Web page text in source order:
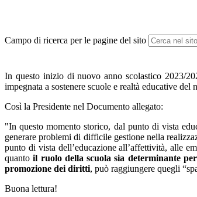
Campo di ricerca per le pagine del sito
In questo inizio di nuovo anno scolastico 2023/
impegnata a sostenere scuole e realtà educative
Così la Presidente nel Documento allegato:
"In questo momento storico, dal punto di vista
generare problemi di difficile gestione nella
punto di vista dell’educazione all’affettività, alle
quantoil ruolo della scuola sia determinante
promozione dei diritti, può raggiungere quegli
Buona lettura!